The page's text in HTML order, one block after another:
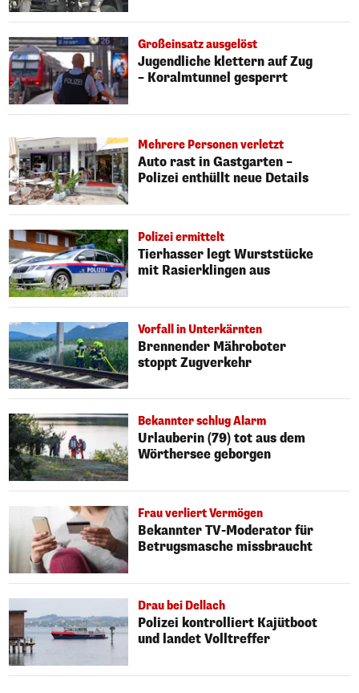
Großeinsatz ausgelöst
Jugendliche klettern auf Zug
– Koralmtunnel gesperrt
Mehrere Personen verletzt
Auto rast in Gastgarten –
Polizei enthüllt neue Details
Polizei ermittelt
Tierhasser legt Wurststücke
mit Rasierklingen aus
Vorfall in Unterkärnten
Brennender Mähroboter
stoppt Zugverkehr
Bekannter schlug Alarm
Urlauberin (79) tot aus dem
Wörthersee geborgen
Frau verliert Vermögen
Bekannter TV-Moderator für
Betrugsmasche missbraucht
Drau bei Dellach
Polizei kontrolliert Kajütboot
und landet Volltreffer